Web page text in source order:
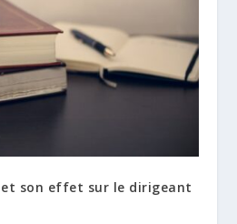
son effet sur le dirigeant